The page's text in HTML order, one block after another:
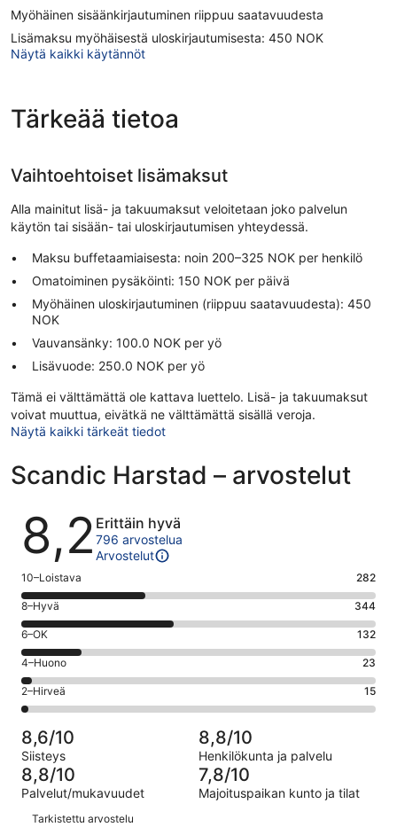
Myöhäinen sisäänkirjautuminen riippuu saatavuudesta
Lisämaksu myöhäisestä uloskirjautumisesta: 450 NOK
Näytä kaikki käytännöt
Tärkeää tietoa
Vaihtoehtoiset lisämaksut
Alla mainitut lisä- ja takuumaksut veloitetaan joko palvelun
käytön tai sisään- tai uloskirjautumisen yhteydessä.
Maksu buffetaamiaisesta: noin 200–325 NOK per henkilö
Omatoiminen pysäköinti: 150 NOK per päivä
Myöhäinen uloskirjautuminen (riippuu saatavuudesta): 450
NOK
Vauvansänky: 100.0 NOK per yö
Lisävuode: 250.0 NOK per yö
Tämä ei välttämättä ole kattava luettelo. Lisä- ja takuumaksut
voivat muuttua, eivätkä ne välttämättä sisällä veroja.
Näytä kaikki tärkeät tiedot
Scandic Harstad – arvostelut
Arvostelut
8,2 Erittäin hyvä
796 arvostelua
Arvostelut
Arvosana
10
-
Loistava.
282
kautta
796
arvostelua
10–Loistava 282
Arvosana
8
-
Hyvä.
344
kautta
796
arvostelua
8–Hyvä 344
Arvosana
6
-
OK.
132
796
arvostelua
6–OK 132
Arvosana
4
-
Huono.
23
kautta
796
arvostelua
4–Huono 23
Arvosana
2
-
Hirveä.
15
kautta
796
arvostelua
2–Hirveä 15
8,6/10
Siisteys
8,8/10
Henkilökunta ja palvelu
8,8/10
Palvelut/mukavuudet
7,8/10
Majoituspaikan kunto ja tilat
Arvostelut
Tarkistettu arvostelu